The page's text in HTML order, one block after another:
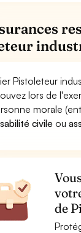
Pistoleteur
lors de
morale
civile ou
de